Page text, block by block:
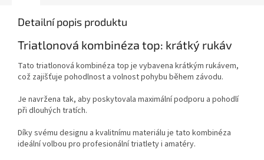
Detailní popis produktu
Triatlonová kombinéza top: krátký rukáv
Tato triatlonová kombinéza top je vybavena krátkým rukávem,
což zajišťuje pohodlnost a volnost pohybu během závodu.
Je navržena tak, aby poskytovala maximální podporu a pohodlí
při dlouhých tratích.
Díky svému designu a kvalitnímu materiálu je tato kombinéza
ideální volbou pro profesionální triatlety i amatéry.